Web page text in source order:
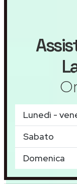
Lunedì -
Sabato
Domenica